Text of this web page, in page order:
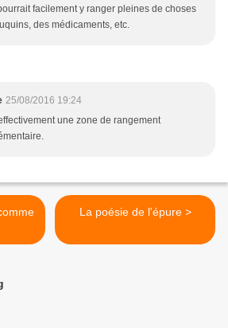
facilement y ranger pleines de choses
des médicaments, etc.
25/08/2016 19:24
une zone de rangement
La poésie de l'épure >